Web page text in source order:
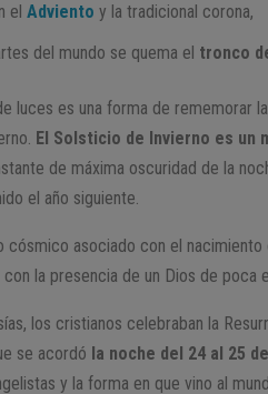
elAdviento y la tradicional corona,
del mundo se quema el tronco
luces es una forma de rememorar
El Solsticio de Invierno es un
de máxima oscuridad de la
el año siguiente.
cósmico asociado con el
la presencia de un Dios de
los cristianos celebraban la
se acordó la noche del 24 al 25
y la forma en que vino al